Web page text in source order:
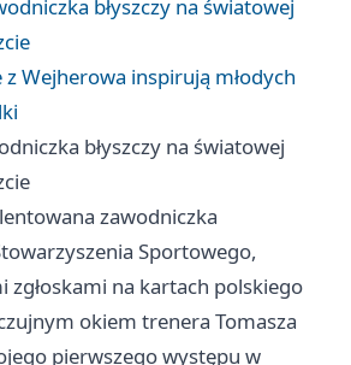
błyszczy na światowej
Wejherowa inspirują młodych
błyszczy na światowej
zawodniczka
Sportowego,
zgłoskami na kartach polskiego
okiem trenera Tomasza
pierwszego występu w